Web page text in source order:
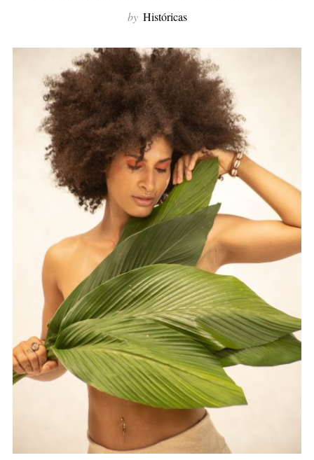
r
by Históricas